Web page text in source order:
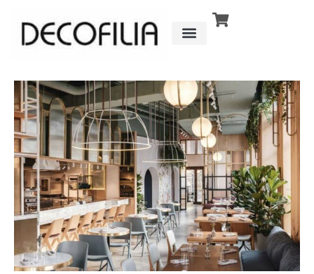
contenido